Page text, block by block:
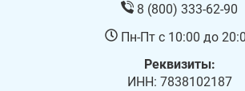
8 (800) 333-62-90
Пн-Пт с 10:00 до
Реквизиты:
ИНН: 7838102187